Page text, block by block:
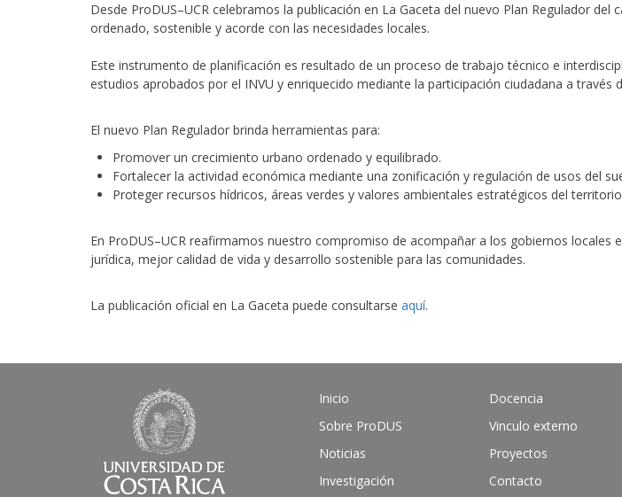
Desde ProDUS–UCR celebramos la publicación en La Gaceta del nuevo Plan Regulador
ordenado, sostenible y acorde con las necesidades locales.
Este instrumento de planificación es resultado de un proceso de trabajo técnico e
estudios aprobados por el INVU y enriquecido mediante la participación ciudadana a través
El nuevo Plan Regulador brinda herramientas para:
Promover un crecimiento urbano ordenado y equilibrado.
Fortalecer la actividad económica mediante una zonificación y regulación de usos del
Proteger recursos hídricos, áreas verdes y valores ambientales estratégicos del
En ProDUS–UCR reafirmamos nuestro compromiso de acompañar a los gobiernos
jurídica, mejor calidad de vida y desarrollo sostenible para las comunidades.
La publicación oficial en La Gaceta puede consultarse aquí.
Inicio
Sobre ProDUS
Noticias
Investigación
Docencia
Vinculo externo
Proyectos
Contacto